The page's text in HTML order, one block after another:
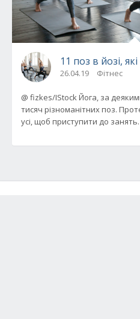
11 поз в йозі,
26.04.19 Фітнес
@ fizkes/IStock Йога, за
тисяч різноманітних поз.
усі, щоб приступити до